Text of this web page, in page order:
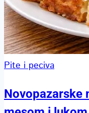
Pite i peciva
Novopazarske